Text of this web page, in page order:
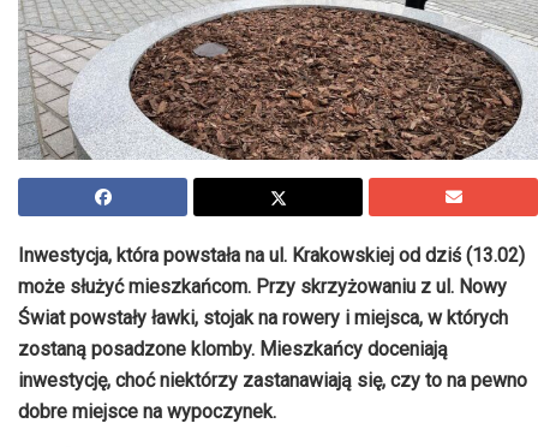
Inwestycja, która powstała na ul. Krakowskiej od dziś (13.02)
może służyć mieszkańcom. Przy skrzyżowaniu z ul. Nowy
Świat powstały ławki, stojak na rowery i miejsca, w których
zostaną posadzone klomby. Mieszkańcy doceniają
inwestycję, choć niektórzy zastanawiają się, czy to na pewno
dobre miejsce na wypoczynek.